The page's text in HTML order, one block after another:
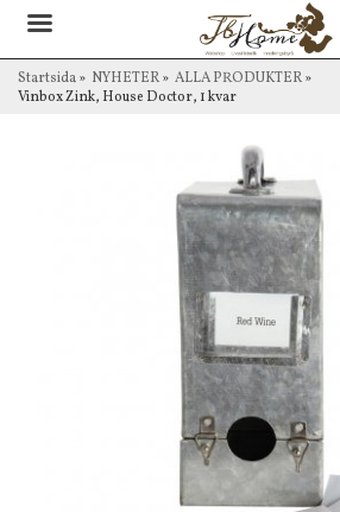
Startsida» NYHETER» ALLA PRODUKTER»
Vinbox Zink, House Doctor, 1 kvar